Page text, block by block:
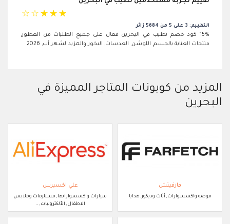
☆ ☆ ☆ ☆ ☆
التقييم: 3 على 5 من 5684 زائر
15% كود خصم تطيب في البحرين فعال على جميع الطلبات من العطور,
منتجات العناية بالجسم, اللوشن, العدسات, البخور والمزيد لشهر آب, 2026
المزيد من كوبونات المتاجر المميزة في
البحرين
فارفيتش
موضة واكسسوارات, أثاث وديكور, هدايا
علي اكسبرس
سيارات واكسسواراتها, مستلزمات وملابس
الاطفال, الألكترونيات, ..